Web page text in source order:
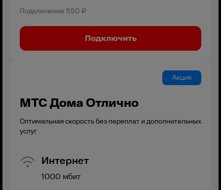
Подключение 550 ₽
Подключить
Акция
МТС Дома Отлично
Оптимальная скорость без переплат и дополнительных
услуг
Интернет
1000 мбит